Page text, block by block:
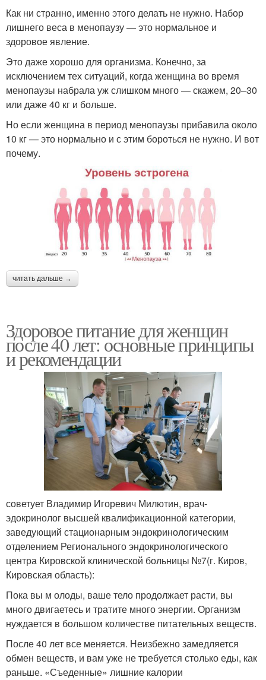
Как ни странно, именно этого делать не нужно. Набор
лишнего веса в менопаузу — это нормальное и
здоровое явление.
Это даже хорошо для организма. Конечно, за
исключением тех ситуаций, когда женщина во время
менопаузы набрала уж слишком много — скажем, 20–30
или даже 40 кг и больше.
Но если женщина в период менопаузы прибавила около
10 кг — это нормально и с этим бороться не нужно. И вот
почему.
читать дальше →
Здоровое питание для женщин
после 40 лет: основные принципы
и рекомендации
советует Владимир Игоревич Милютин, врач-
эдокринолог высшей квалификационной категории,
заведующий стационарным эндокринологическим
отделением Регионального эндокринологического
центра Кировской клинической больницы №7(г. Киров,
Кировская область):
Пока вы м олоды, ваше тело продолжает расти, вы
много двигаетесь и тратите много энергии. Организм
нуждается в большом количестве питательных веществ.
После 40 лет все меняется. Неизбежно замедляется
обмен веществ, и вам уже не требуется столько еды, как
раньше. «Съеденные» лишние калории